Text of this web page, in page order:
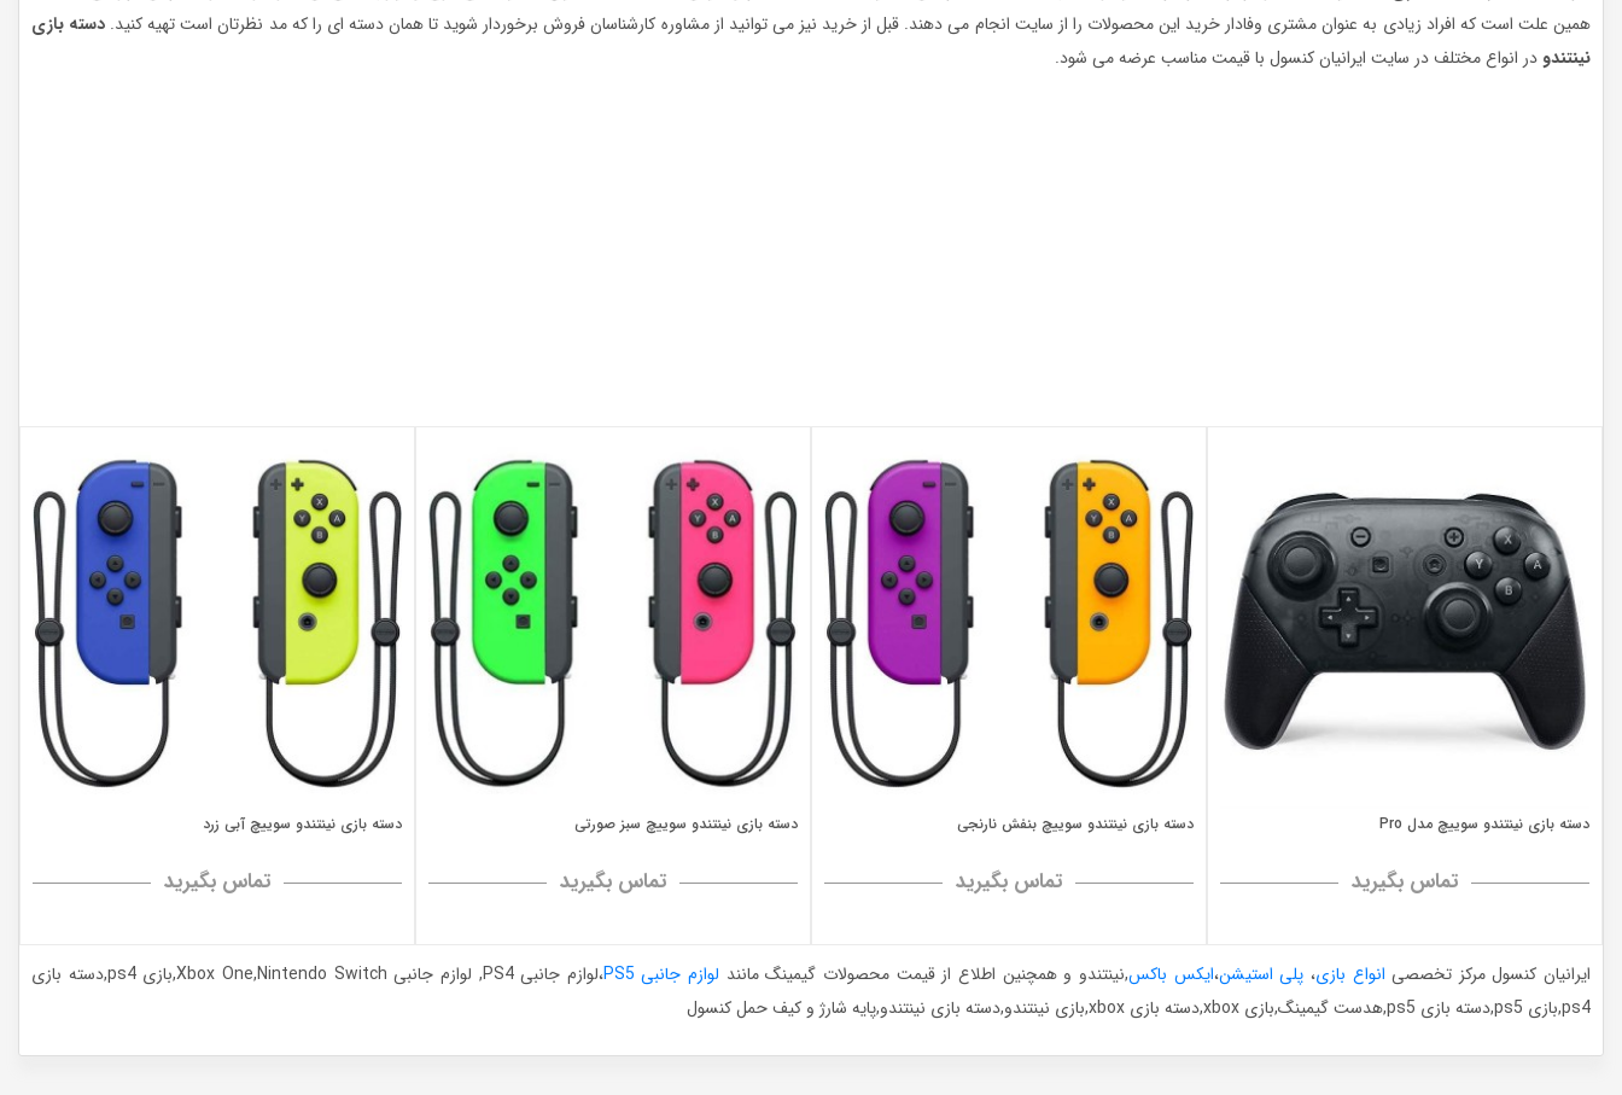
همین علت است که افراد زیادی به عنوان مشتری وفادار خرید این محصولات را از سایت انجام می دهند. قبل از خرید نیز می توانید از مشاوره کارشناسان فروش برخوردار شوید تا همان دسته ای را که مد نظرتان است تهیه کنید. دسته بازی
نینتندو در انواع مختلف در سایت ایرانیان کنسول با قیمت مناسب عرضه می شود.
دسته بازی نینتندو سوییچ مدل Pro
تماس بگیرید
دسته بازی نینتندو سوییچ بنفش نارنجی
تماس بگیرید
دسته بازی نینتندو سوییچ سبز صورتی
تماس بگیرید
دسته بازی نینتندو سوییچ آبی زرد
تماس بگیرید
ایرانیان کنسول مرکز تخصصی انواع بازی، پلی استیشن،ایکس باکس,نینتندو و همچنین اطلاع از قیمت محصولات گیمینگ مانند لوازم جانبی PS5
،لوازم جانبی PS4, لوازم جانبی Xbox One,Nintendo Switch,بازی ps4,دسته بازی
ps4,بازی ps5,دسته بازی ps5,هدست گیمینگ,بازی xbox,دسته بازی xbox,بازی نینتندو,دسته بازی نینتندو,پایه شارژ و کیف حمل کنسول